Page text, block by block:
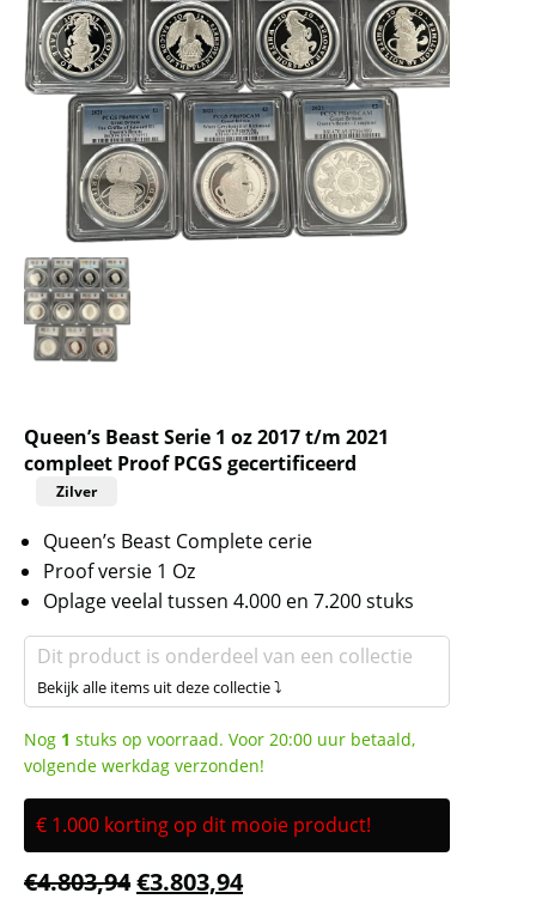
Queen’s Beast Serie 1 oz 2017 t/m 2021
compleet Proof PCGS gecertificeerd
Zilver
Queen’s Beast Complete cerie
Proof versie 1 Oz
Oplage veelal tussen 4.000 en 7.200 stuks
Dit product is onderdeel van een collectie
Bekijk alle items uit deze collectie ⤵
Nog 1 stuks op voorraad. Voor 20:00 uur betaald,
volgende werkdag verzonden!
€ 1.000 korting op dit mooie product!
€4.803,94€3.803,94